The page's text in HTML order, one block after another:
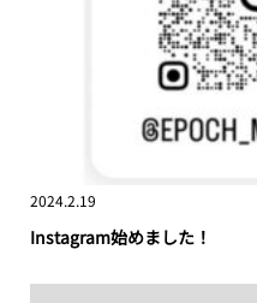
2024.2.19
Instagram始めました！